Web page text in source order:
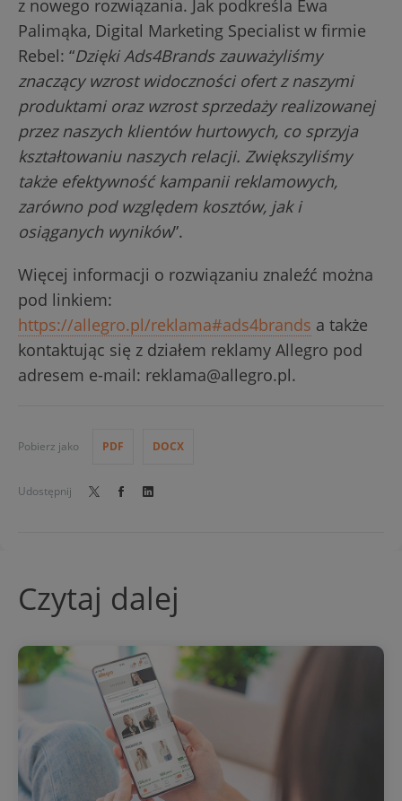
z nowego rozwiązania. Jak podkreśla Ewa
Palimąka, Digital Marketing Specialist w firmie
Rebel: “Dzięki Ads4Brands zauważyliśmy
znaczący wzrost widoczności ofert z naszymi
produktami oraz wzrost sprzedaży realizowanej
przez naszych klientów hurtowych, co sprzyja
kształtowaniu naszych relacji. Zwiększyliśmy
także efektywność kampanii reklamowych,
zarówno pod względem kosztów, jak i
osiąganych wyników”.
Więcej informacji o rozwiązaniu znaleźć można
pod linkiem:
https://allegro.pl/reklama#ads4brands a także
kontaktując się z działem reklamy Allegro pod
adresem e-mail: reklama@allegro.pl.
Pobierz jako PDF DOCX
Udostępnij
Czytaj dalej